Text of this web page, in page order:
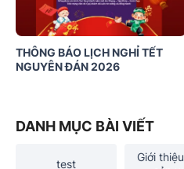
THÔNG BÁO LỊCH NGHỈ TẾT
NGUYÊN ĐÁN 2026
DANH MỤC BÀI VIẾT
test
Giới